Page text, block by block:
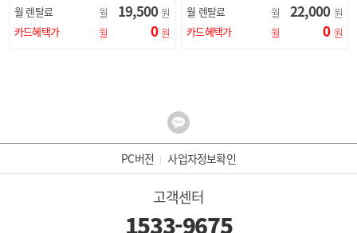
월 렌탈료 월 19,500 원
카드혜택가
월 0 원
월 렌탈료 월 22,000 원
카드혜택가
월 0 원
PC버전 사업자정보확인
고객센터
1533-9675